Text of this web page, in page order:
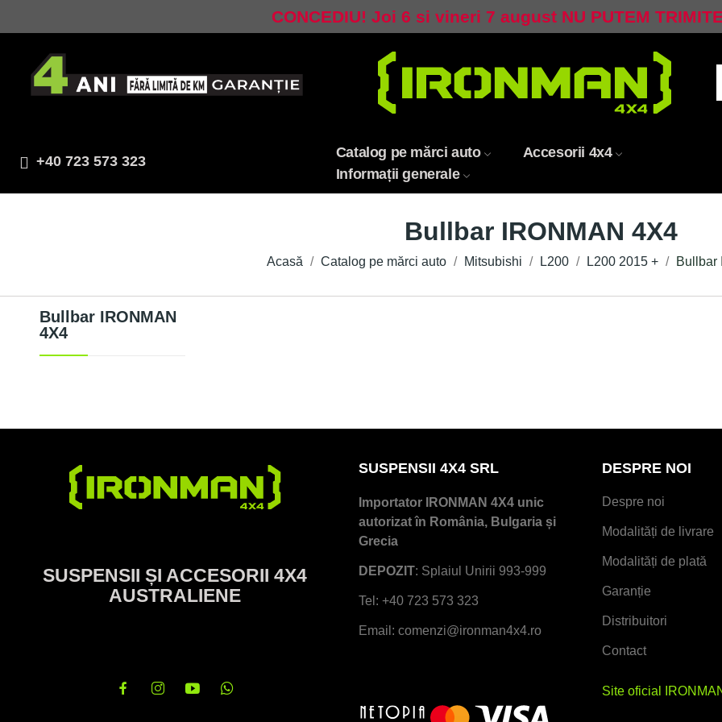
CONCEDIU! Joi 6 si vineri 7 august NU PUTEM
+40 723 573 323
Catalog pe mărci auto
Accesorii 4x4
Informații generale
Bullbar IRONMAN 4X4
Acasă Catalog pe mărci auto Mitsubishi L200 L200 2015 + Bullbar
Bullbar IRONMAN
4X4
SUSPENSII ȘI ACCESORII 4X4
AUSTRALIENE
SUSPENSII 4X4 SRL
Importator IRONMAN 4X4 unic
autorizat în România, Bulgaria și
Grecia
DEPOZIT: Splaiul Unirii 993-999
Tel: +40 723 573 323
Email: comenzi@ironman4x4.ro
DESPRE NOI
Despre noi
Modalități de livrare
Modalități de plată
Garanție
Distribuitori
Contact
Site oficial